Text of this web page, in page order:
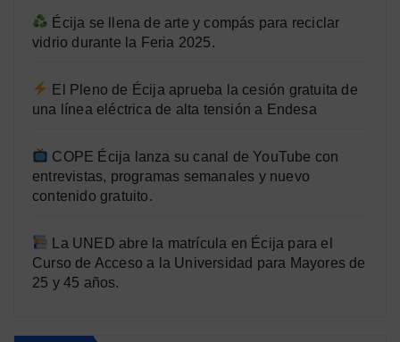
Écija se llena de arte y compás para reciclar
vidrio durante la Feria 2025.
El Pleno de Écija aprueba la cesión gratuita de
una línea eléctrica de alta tensión a Endesa
COPE Écija lanza su canal de YouTube con
entrevistas, programas semanales y nuevo
contenido gratuito.
La UNED abre la matrícula en Écija para el
Curso de Acceso a la Universidad para Mayores de
25 y 45 años.